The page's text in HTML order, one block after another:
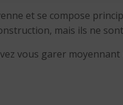
et se compose
mais ils ne
vous garer